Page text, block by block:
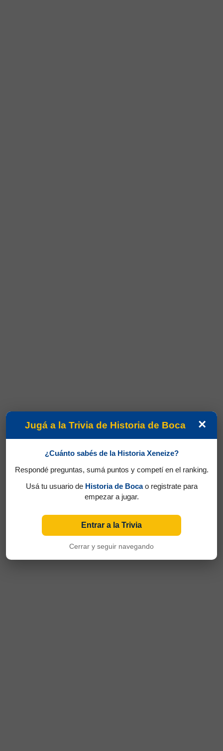
×
Jugá a la Trivia de Historia de Boca
¿Cuánto sabés de la Historia Xeneize?
Respondé preguntas, sumá puntos y competí en el ranking.
Usá tu usuario de Historia de Bocao registrate para
empezar a jugar.
Entrar a la Trivia
Cerrar y seguir navegando